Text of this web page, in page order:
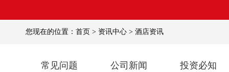
您现在的位置： 首页 > 资讯中心 > 酒店资讯
常见问题 公司新闻 投资必知